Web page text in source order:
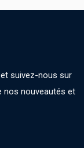
suivez-nous sur
nos nouveautés et